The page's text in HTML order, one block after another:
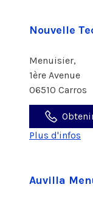
Nouvelle
Menuisier,
1ère Avenue
06510 Carros
Plus d'infos
Auvilla